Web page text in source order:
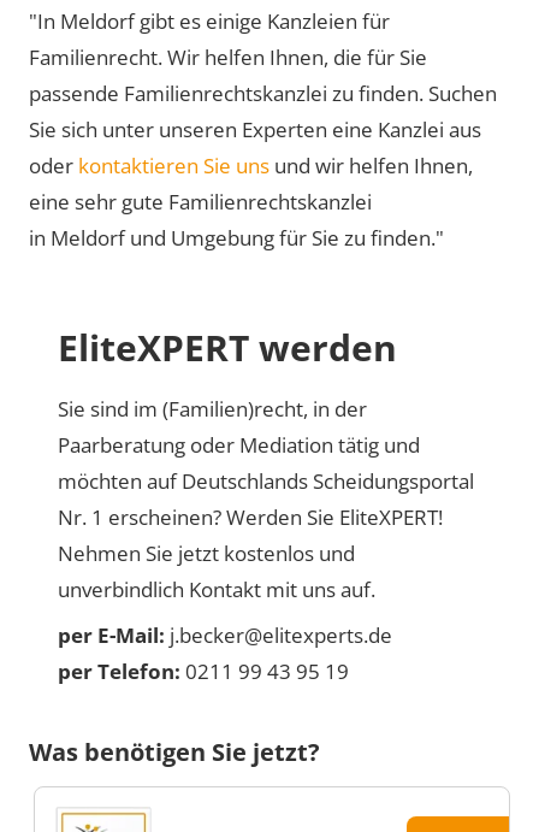
"In Meldorf gibt es einige Kanzleien für
Familienrecht. Wir helfen Ihnen, die für Sie
passende Familienrechtskanzlei zu finden. Suchen
Sie sich unter unseren Experten eine Kanzlei aus
oder kontaktieren Sie uns und wir helfen Ihnen,
eine sehr gute Familienrechtskanzlei
in Meldorf und Umgebung für Sie zu finden."
EliteXPERT werden
Sie sind im (Familien)recht, in der
Paarberatung oder Mediation tätig und
möchten auf Deutschlands Scheidungsportal
Nr. 1 erscheinen? Werden Sie EliteXPERT!
Nehmen Sie jetzt kostenlos und
unverbindlich Kontakt mit uns auf.
per E-Mail: j.becker@elitexperts.de
per Telefon: 0211 99 43 95 19
Was benötigen Sie jetzt?